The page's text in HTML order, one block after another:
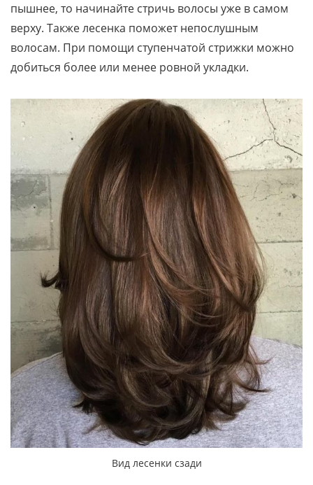
пышнее, то начинайте стричь волосы уже в самом
верху. Также лесенка поможет непослушным
волосам. При помощи ступенчатой стрижки можно
добиться более или менее ровной укладки.
Вид лесенки сзади